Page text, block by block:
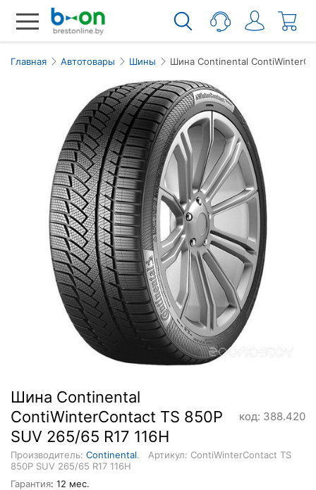
Главная Автотовары Шины Шина Continental
Шина Continental
ContiWinterContact TS 850P
SUV 265/65 R17 116H
код: 388.420
Производитель: Continental.
Артикул: ContiWinterContact TS
850P SUV 265/65 R17 116H
Гарантия: 12 мес.